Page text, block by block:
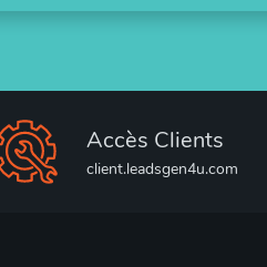
Accès Clients
client.leadsgen4u.com